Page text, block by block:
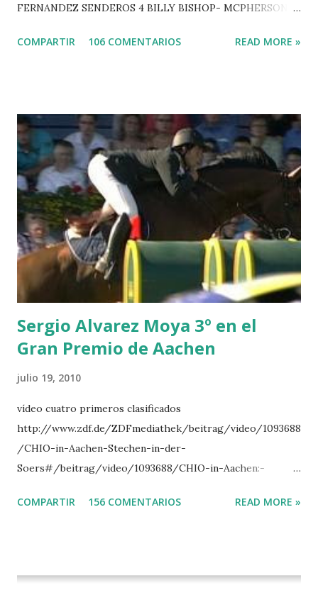
FERNANDEZ SENDEROS 4 BILLY BISHOP- MCPHERSON 5
-EPAILLARD 7 GIG AMAI M WHITAKER 8 SILVANA DU
POWER - MILLAR 5 ARMANIE -VOORN 6 QUERLYBET
HERO -LEJAUNE 7 MO CHROI - O’BRIEN 8 CARMENA Z -
BREEN 9 JALLA DE GAVIERE -RAMZY AL DUHAMI 10
NOVEL -PHILIPPAERTS 3 triple 1 LATE NIGHT -LEVY 2 K
CLUB LADY -O’CONNOR 3 QUICK STUDY - HOUGH 4
LORENZO -AHLMANN 5 L’ESPOIR -GULLIKSEN 6
TOPINAMBOUR -LEPREVOST 7 WISCONSIN 111 -MOYA 8
INTERTOY Z - BRASH 9 HERALD –CORDON 10 SELDANA
DI CAMPALTO -SHARBATLY Vuelta Triunfal... el ganador
del Gran Premio en su vuelta de honor
COMPARTIR 106 COMENTARIOS READ MORE »
Sergio Alvarez Moya 3º en el
Gran Premio de Aachen
julio 19, 2010
vídeo cuatro primeros clasificados
http://www.zdf.de/ZDFmediathek/beitrag/video/1093688
/CHIO-in-Aachen-Stechen-in-der-
Soers#/beitrag/video/1093688/CHIO-in-Aachen:-
COMPARTIR 156 COMENTARIOS READ MORE »